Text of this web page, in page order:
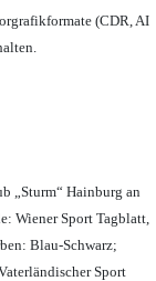
(CDR, AI
„Sturm“ Hainburg an
Wiener Sport Tagblatt,
Blau-Schwarz;
Sport